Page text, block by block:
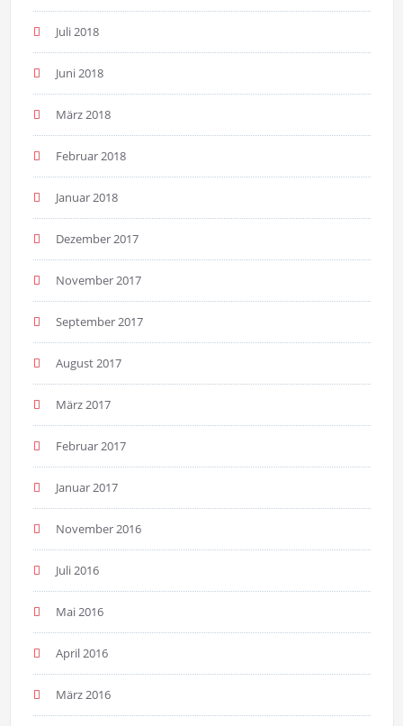
Juli 2018
Juni 2018
März 2018
Februar 2018
Januar 2018
Dezember 2017
November 2017
September 2017
August 2017
März 2017
Februar 2017
Januar 2017
November 2016
Juli 2016
Mai 2016
April 2016
März 2016